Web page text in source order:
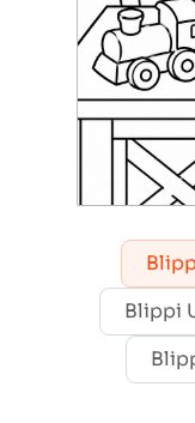
Blippi